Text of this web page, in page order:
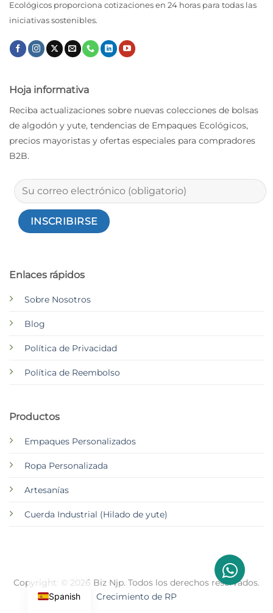
Ecológicos proporciona cotizaciones en 24 horas para todas las
iniciativas sostenibles.
Enlaces rápidos
Sobre Nosotros
Blog
Política de Privacidad
Política de Reembolso
Productos
Empaques Personalizados
Ropa Personalizada
Artesanías
Cuerda Industrial (Hilado de yute)
Hoja informativa
Reciba actualizaciones sobre nuevas colecciones de bolsas
de algodón y yute, tendencias de Empaques Ecológicos,
precios mayoristas y ofertas especiales para compradores
B2B.
Copyright: © 2026 Biz Njp. Todos los derechos reservados.
Crecimiento de RP
Spanish